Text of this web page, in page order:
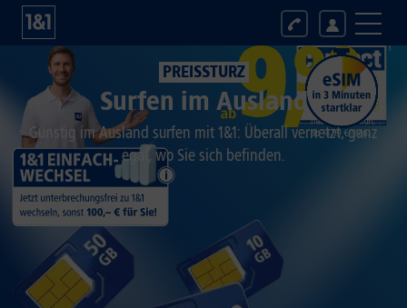
PREISSTURZ
Surfen im Ausland
Günstig im Ausland surfen mit 1&1: Überall vernetzt, ganz
egal, wo Sie sich befinden.